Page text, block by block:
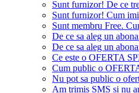
Sunt furnizor! De ce
Sunt furnizor! Cum
Sunt membru Free.
De ce sa aleg un
De ce sa aleg un
Ce este o OFERTA
Cum public o
Nu pot sa public o
Am trimis SMS si nu